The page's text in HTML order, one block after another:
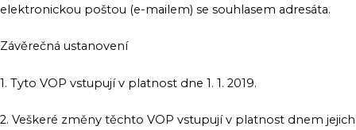
elektronickou poštou (e-mailem) se souhlasem adresáta.
Závěrečná ustanovení
1. Tyto VOP vstupují v platnost dne 1. 1. 2019.
2. Veškeré změny těchto VOP vstupují v platnost dnem jejich